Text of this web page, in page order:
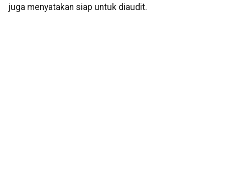
juga menyatakan siap untuk diaudit.